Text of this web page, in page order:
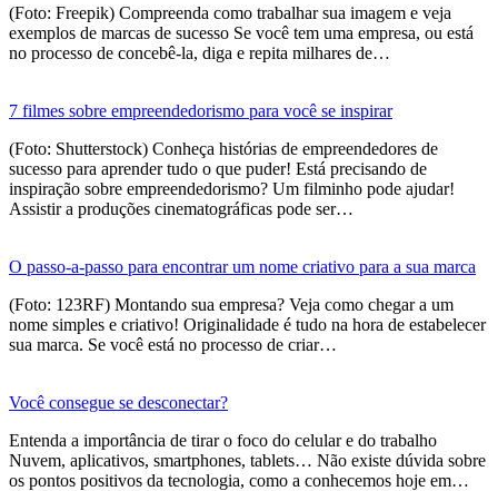
(Foto: Freepik) Compreenda como trabalhar sua imagem e veja
exemplos de marcas de sucesso Se você tem uma empresa, ou está
no processo de concebê-la, diga e repita milhares de…
7 filmes sobre empreendedorismo para você se inspirar
(Foto: Shutterstock) Conheça histórias de empreendedores de
sucesso para aprender tudo o que puder! Está precisando de
inspiração sobre empreendedorismo? Um filminho pode ajudar!
Assistir a produções cinematográficas pode ser…
O passo-a-passo para encontrar um nome criativo para a sua marca
(Foto: 123RF) Montando sua empresa? Veja como chegar a um
nome simples e criativo! Originalidade é tudo na hora de estabelecer
sua marca. Se você está no processo de criar…
Você consegue se desconectar?
Entenda a importância de tirar o foco do celular e do trabalho
Nuvem, aplicativos, smartphones, tablets… Não existe dúvida sobre
os pontos positivos da tecnologia, como a conhecemos hoje em…